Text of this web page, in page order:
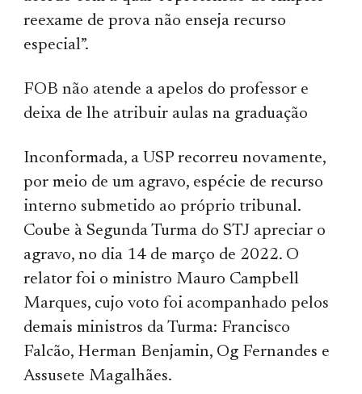
reexame de prova não enseja recurso
especial”.
FOB não atende a apelos do professor e
deixa de lhe atribuir aulas na graduação
Inconformada, a USP recorreu novamente,
por meio de um agravo, espécie de recurso
interno submetido ao próprio tribunal.
Coube à Segunda Turma do STJ apreciar o
agravo, no dia 14 de março de 2022. O
relator foi o ministro Mauro Campbell
Marques, cujo voto foi acompanhado pelos
demais ministros da Turma: Francisco
Falcão, Herman Benjamin, Og Fernandes e
Assusete Magalhães.